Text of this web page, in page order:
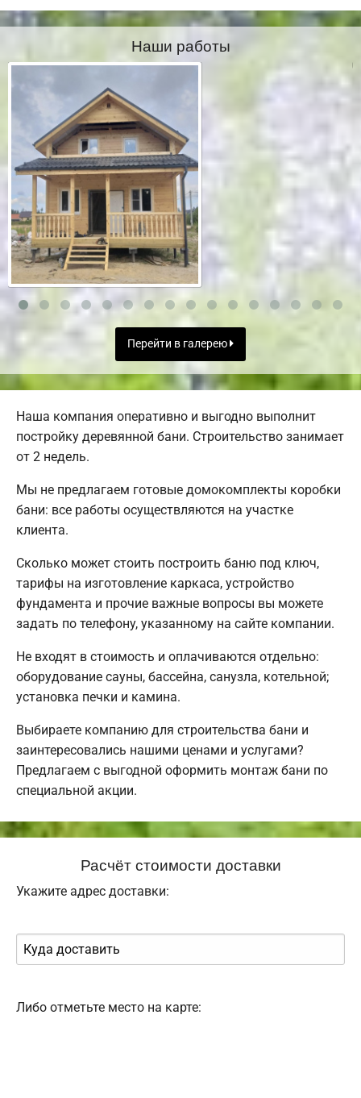
Наши работы
Перейти в галерею
Наша компания оперативно и выгодно выполнит
постройку деревянной бани. Строительство занимает
от 2 недель.
Мы не предлагаем готовые домокомплекты коробки
бани: все работы осуществляются на участке
клиента.
Сколько может стоить построить баню под ключ,
тарифы на изготовление каркаса, устройство
фундамента и прочие важные вопросы вы можете
задать по телефону, указанному на сайте компании.
Не входят в стоимость и оплачиваются отдельно:
оборудование сауны, бассейна, санузла, котельной;
установка печки и камина.
Выбираете компанию для строительства бани и
заинтересовались нашими ценами и услугами?
Предлагаем с выгодной оформить монтаж бани по
специальной акции.
Расчёт стоимости доставки
Укажите адрес доставки:
Либо отметьте место на карте: